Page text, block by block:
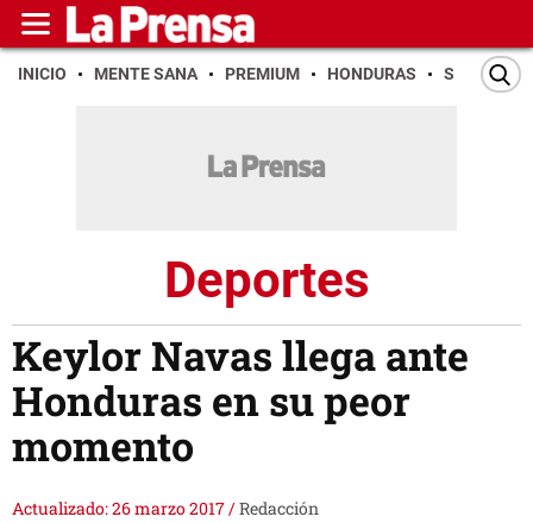
INICIO MENTE SANA PREMIUM HONDURAS SAN PEDRO
Deportes
Keylor Navas llega ante
Honduras en su peor
momento
Actualizado: 26 marzo 2017/Redacción